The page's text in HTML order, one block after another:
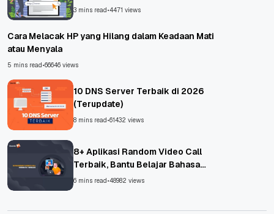
Untungnya?
3 mins read•4471 views
Cara Melacak HP yang Hilang dalam Keadaan Mati
atau Menyala
5 mins read•66646 views
10 DNS Server Terbaik di 2026
(Terupdate)
8 mins read•61432 views
8+ Aplikasi Random Video Call
Terbaik, Bantu Belajar Bahasa
Asing!
6 mins read•48982 views